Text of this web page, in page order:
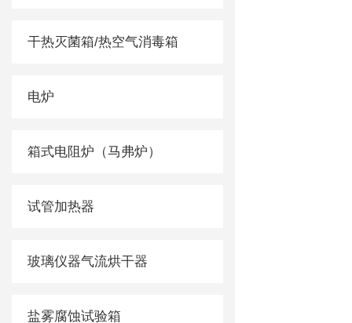
干热灭菌箱/热空气消毒箱
电炉
箱式电阻炉（马弗炉）
试管加热器
玻璃仪器气流烘干器
盐雾腐蚀试验箱